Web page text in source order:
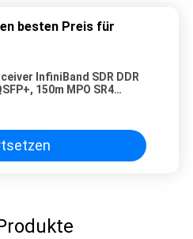
besten Preis für
InfiniBand SDR DDR
150m MPO SR4